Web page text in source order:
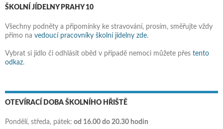
ŠKOLNÍ JÍDELNY PRAHY 10
Všechny podněty a připomínky ke stravování, prosím, směřujte vždy
přímo na vedoucí pracovníky školní jídelny zde.
Vybrat si jídlo či odhlásit oběd v případě nemoci můžete přes tento
odkaz.
OTEVÍRACÍ DOBA ŠKOLNÍHO HŘIŠTĚ
Pondělí, středa, pátek: od 16.00 do 20.30 hodin